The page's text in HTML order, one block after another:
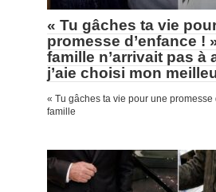
« Tu gâches ta vie
promesse d’enfance !
famille n’arrivait pas à
j’aie choisi mon
« Tu gâches ta vie pour une promesse
famille